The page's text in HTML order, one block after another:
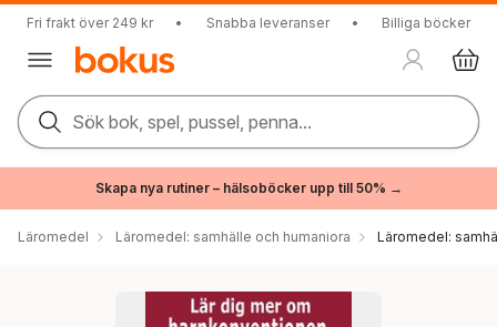
Fri frakt över 249 kr • Snabba leveranser • Billiga böcker
Sök bok, spel, pussel, penna...
Skapa nya rutiner – hälsoböcker upp till 50% →
Läromedel Läromedel: samhälle och humaniora Läromedel: